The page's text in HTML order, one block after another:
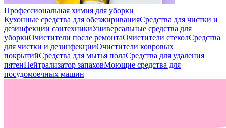
Профессиональная химия для уборки
Кухонные средства для обезжириванияСредства для чистки и
дезинфекции сантехникиУниверсальные средства для
уборкиОчистители после ремонтаОчистители стеколСредства
для чистки и дезинфекцииОчистители ковровых
покрытийСредства для мытья полаСредства для удаления
пятенНейтрализатор запаховМоющие средства для
посудомоечных машин